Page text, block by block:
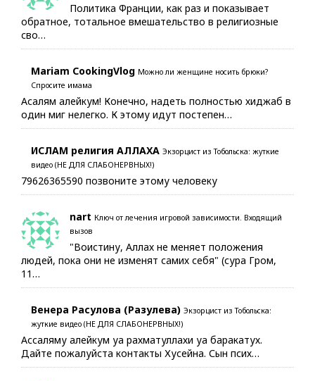
Политика Франции, как раз и показывает
обратное, тотальное вмешательство в религиозные
сво…
Mariam CookingVlog Можно ли женщине носить брюки?
Спросите имама
Асалям алейкум! Конечно, надеть полностью хиджаб в
один миг нелегко. К этому идут постепен…
ИСЛАМ религия АЛЛАХА Экзорцист из Тобольска: жуткие
видео (НЕ ДЛЯ СЛАБОНЕРВНЫХ!)
79626365590 позвоните этому человеку
nart Ключ от лечения игровой зависимости. Входящий
вызов
"Воистину, Аллах не меняет положения
людей, пока они не изменят самих себя" (сура Гром,
11…
Венера Расулова (Разулева) Экзорцист из Тобольска:
жуткие видео (НЕ ДЛЯ СЛАБОНЕРВНЫХ!)
Ассаляму алейкум уа рахматуллахи уа баракатух.
Дайте пожалуйста контакты Хусейна. Сын псих…